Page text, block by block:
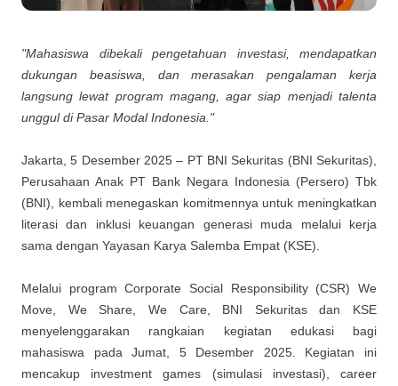
"Mahasiswa dibekali pengetahuan investasi, mendapatkan
dukungan beasiswa, dan merasakan pengalaman kerja
langsung lewat program magang, agar siap menjadi talenta
unggul di Pasar Modal Indonesia."
Jakarta, 5 Desember 2025 – PT BNI Sekuritas (BNI Sekuritas),
Perusahaan Anak PT Bank Negara Indonesia (Persero) Tbk
(BNI), kembali menegaskan komitmennya untuk meningkatkan
literasi dan inklusi keuangan generasi muda melalui kerja
sama dengan Yayasan Karya Salemba Empat (KSE).
Melalui program Corporate Social Responsibility (CSR) We
Move, We Share, We Care, BNI Sekuritas dan KSE
menyelenggarakan rangkaian kegiatan edukasi bagi
mahasiswa pada Jumat, 5 Desember 2025. Kegiatan ini
mencakup investment games (simulasi investasi), career